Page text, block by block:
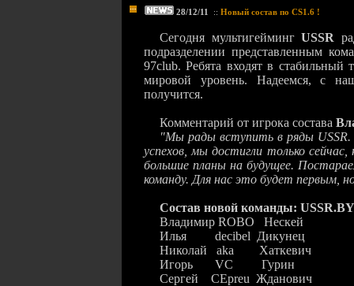
28/12/11 :: Новый состав по CS1.6 !
Сегодня мультигеймингUSSR
подразделении представленным
97club. Ребята входят в
мировой уровень. Надеемся, с
получится.
Комментарий от игрока состава
"Мы рады вступить в ряды USSR.
успехов, мы достигли только
большие планы на будущее.
команду. Для нас это будет первым,
Состав новой команды: USSR.BY
Владимир ROBO Нескей
Илья decibel Дикунец
Николай aka Хаткевич
Игорь VC Гурин
Сергей CEpreu Жданович